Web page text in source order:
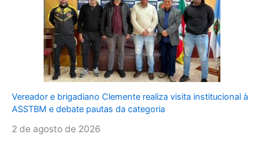
Vereador e brigadiano Clemente realiza visita institucional à
ASSTBM e debate pautas da categoria
2 de agosto de 2026